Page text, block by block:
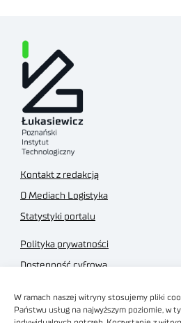
W ramach naszej witryny stosujemy pliki
Państwu usług na najwyższym poziomie, w
Kontakt z redakcją
O Mediach Logistyka
Statystyki portalu
Polityka prywatności
Dostępność cyfrowa
Regulamin sklepu